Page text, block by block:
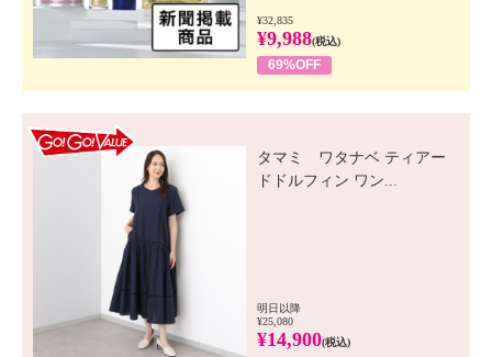
¥32,835
¥9,988(税込)
69%OFF
タマミ ワタナベ ティアー
ドドルフィン ワン...
明日以降
¥25,080
¥14,900(税込)